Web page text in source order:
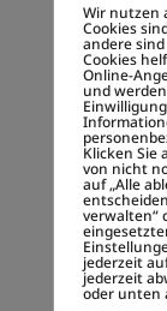
Create
Customer
Digitale
Digitale
Disruption
Wir nutzen
Cookies
andere
Cookies
Online-
und
Klicken Sie
von nicht
auf „Alle
verwalten“
jederzeit
jederzeit
oder unten